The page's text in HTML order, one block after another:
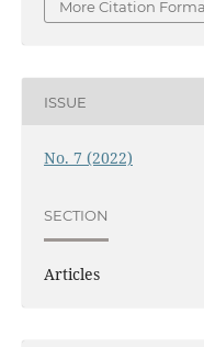
More Citation
ISSUE
No. 7 (2022)
SECTION
Articles